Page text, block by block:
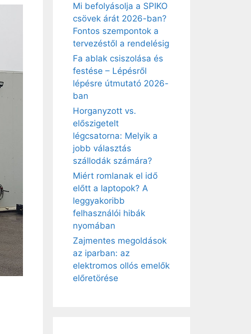
Mi befolyásolja a SPIKO
csövek árát 2026-ban?
Fontos szempontok a
tervezéstől a rendelésig
Fa ablak csiszolása és
festése – Lépésről
lépésre útmutató 2026-
ban
Horganyzott vs.
előszigetelt
légcsatorna: Melyik a
jobb választás
szállodák számára?
Miért romlanak el idő
előtt a laptopok? A
leggyakoribb
felhasználói hibák
nyomában
Zajmentes megoldások
az iparban: az
elektromos ollós emelők
előretörése